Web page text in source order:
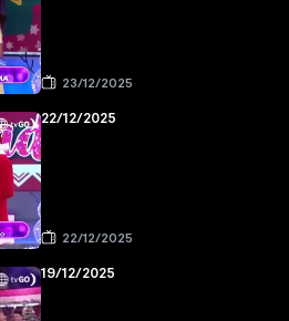
23/12/2025
22/12/2025
22/12/2025
19/12/2025